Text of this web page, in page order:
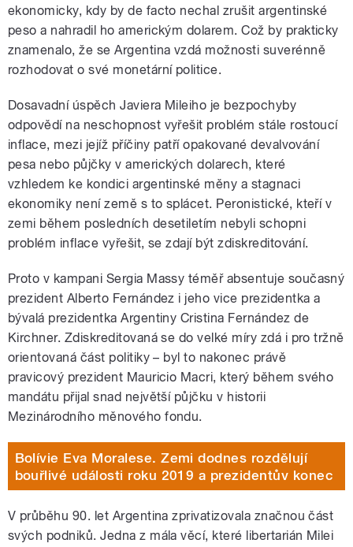
ekonomicky, kdy by de facto nechal zrušit argentinské
peso a nahradil ho americkým dolarem. Což by prakticky
znamenalo, že se Argentina vzdá možnosti suverénně
rozhodovat o své monetární politice.
Dosavadní úspěch Javiera Mileiho je bezpochyby
odpovědí na neschopnost vyřešit problém stále rostoucí
inflace, mezi jejíž příčiny patří opakované devalvování
pesa nebo půjčky v amerických dolarech, které
vzhledem ke kondici argentinské měny a stagnaci
ekonomiky není země s to splácet. Peronistické, kteří v
zemi během posledních desetiletím nebyli schopni
problém inflace vyřešit, se zdají být zdiskreditování.
Proto v kampani Sergia Massy téměř absentuje současný
prezident Alberto Fernández i jeho vice prezidentka a
bývalá prezidentka Argentiny Cristina Fernández de
Kirchner. Zdiskreditovaná se do velké míry zdá i pro tržně
orientovaná část politiky – byl to nakonec právě
pravicový prezident Mauricio Macri, který během svého
mandátu přijal snad největší půjčku v historii
Mezinárodního měnového fondu.
Bolívie Eva Moralese. Zemi dodnes rozdělují
bouřlivé události roku 2019 a prezidentův konec
V průběhu 90. let Argentina zprivatizovala značnou část
svých podniků. Jedna z mála věcí, které libertarián Milei